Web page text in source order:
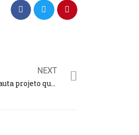
NEXT
Câmara dos Deputados pauta projeto que aumenta pena de estupro e propõe castração química para criminosos